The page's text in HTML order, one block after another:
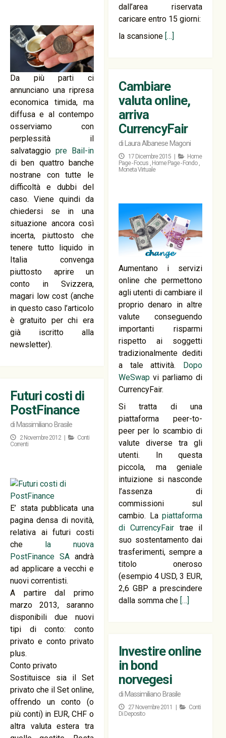
dall’area riservata
caricare entro 15 giorni:
la scansione […]
Da più parti ci
annunciano una ripresa
economica timida, ma
diffusa e al contempo
osserviamo con
perplessità il
salvataggiopre Bail-in
di ben quattro banche
nostrane con tutte le
difficoltà e dubbi del
caso. Viene quindi da
chiedersi se in una
situazione ancora così
incerta, piuttosto che
tenere tutto liquido in
Italia convenga
piuttosto aprire un
conto in Svizzera,
magari low cost (anche
in questo caso l’articolo
è gratuito per chi era
già iscritto alla
newsletter).
Cambiare
valuta online,
arriva
CurrencyFair
di Laura Albanese Magoni
17 Dicembre 2015 |
Home
Page - Focus , Home Page - Fondo ,
Moneta Virtuale
Aumentano i servizi
online che permettono
agli utenti di cambiare il
proprio denaro in altre
valute conseguendo
importanti risparmi
rispetto ai soggetti
tradizionalmente dediti
a tale attività.
Dopo
WeSwap vi parliamo di
CurrencyFair.
Si tratta di una
piattaforma peer-to-
peer per lo scambio di
valute diverse tra gli
utenti. In questa
piccola, ma geniale
intuizione si nasconde
l’assenza di
commissioni sul
cambio. Lapiattaforma
di CurrencyFair trae il
suo sostentamento dai
trasferimenti, sempre a
titolo oneroso
(esempio 4 USD, 3 EUR,
2,6 GBP a prescindere
dalla somma che […]
Futuri costi di
PostFinance
di Massimiliano Brasile
2 Novembre 2012 |
Conti
Correnti
E’ stata pubblicata una
pagina densa di novità,
relativa ai futuri costi
che la nuova
PostFinance SA andrà
ad applicare a vecchi e
nuovi correntisti.
A partire dal primo
marzo 2013, saranno
disponibili due nuovi
tipi di conto: conto
privato e conto privato
plus.
Conto privato
Sostituisce sia il Set
privato che il Set online,
offrendo un conto (o
più conti) in EUR, CHF o
altra valuta estera tra
Investire online
in bond
norvegesi
di Massimiliano Brasile
27 Novembre 2011 |
Conti
Di Deposito